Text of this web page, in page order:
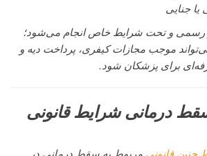
جنایی
رسمی و تحت شرایط خاص انجام می‌شود؛
موجب مجازات کیفری، پرداخت دیه و
برای پزشکان شود.
درمانی شرایط قانونی
قانونی مربوط به سقط درمانی در